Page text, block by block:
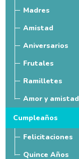
Madres
Amistad
Aniversarios
Frutales
Ramilletes
Amor y amistad
Cumpleaños
Felicitaciones
Quince Años